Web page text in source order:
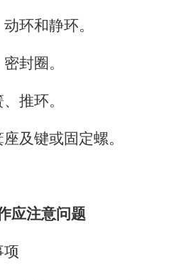
环和静环。
封圈。
推环。
及键或固定螺。
应注意问题
项